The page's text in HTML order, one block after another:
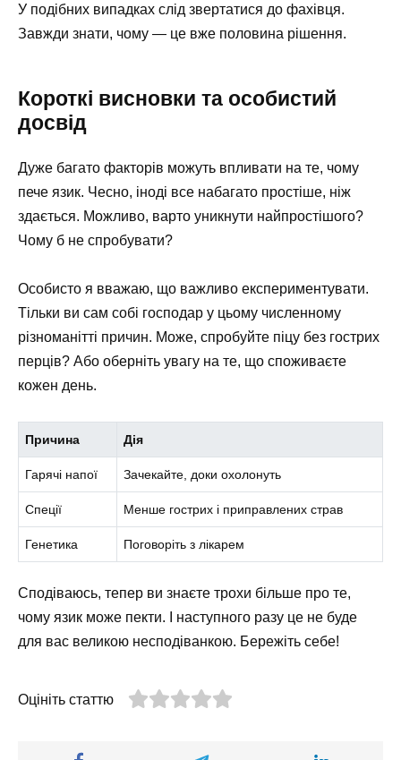
У подібних випадках слід звертатися до фахівця.
Завжди знати, чому — це вже половина рішення.
Короткі висновки та особистий
досвід
Дуже багато факторів можуть впливати на те, чому
пече язик. Чесно, іноді все набагато простіше, ніж
здається. Можливо, варто уникнути найпростішого?
Чому б не спробувати?
Особисто я вважаю, що важливо експериментувати.
Тільки ви сам собі господар у цьому численному
різноманітті причин. Може, спробуйте піцу без гострих
перців? Або оберніть увагу на те, що споживаєте
кожен день.
Причина Дія
Гарячі напої Зачекайте, доки охолонуть
Спеції Менше гострих і приправлених страв
Генетика Поговоріть з лікарем
Сподіваюсь, тепер ви знаєте трохи більше про те,
чому язик може пекти. І наступного разу це не буде
для вас великою несподіванкою. Бережіть себе!
Оцініть статтю